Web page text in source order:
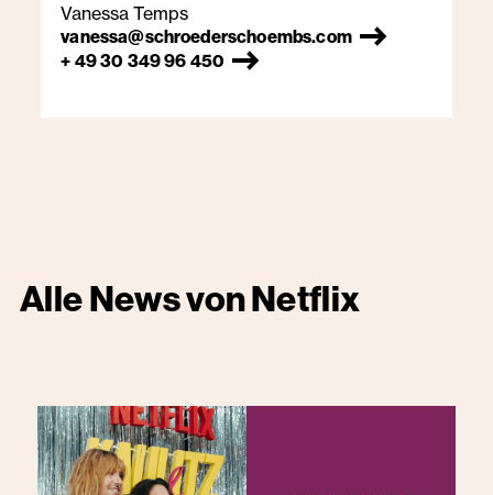
Vanessa Temps
vanessa@schroederschoembs.com
+ 49 30 349 96 450
Alle News vonNetflix